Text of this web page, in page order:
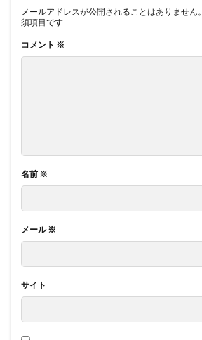
メールアドレスが公開されることはありません。
須項目です
コメント ※
名前 ※
メール※
サイト